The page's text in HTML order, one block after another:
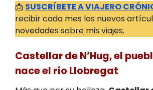
📩 SUSCRÍBETE A VIAJERO
recibir cada mes los nuevos
novedades sobre mis viajes.
Castellar de N’Hug, el
nace el río Llobregat